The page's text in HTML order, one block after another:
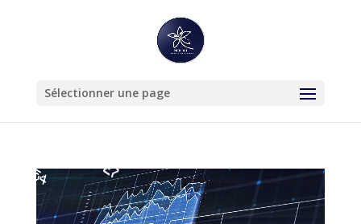
Sélectionner une page
Lecteur
vidéo